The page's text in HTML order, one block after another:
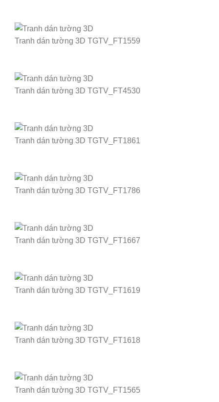
Tranh dán tường 3D TGTV_FT1559
Tranh dán tường 3D TGTV_FT4530
Tranh dán tường 3D TGTV_FT1861
Tranh dán tường 3D TGTV_FT1786
Tranh dán tường 3D TGTV_FT1667
Tranh dán tường 3D TGTV_FT1619
Tranh dán tường 3D TGTV_FT1618
Tranh dán tường 3D TGTV_FT1565